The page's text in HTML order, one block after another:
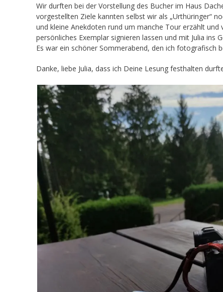
Wir durften bei der Vorstellung des Bucher im Haus
vorgestellten Ziele kannten selbst wir als „Urthüringer“
und kleine Anekdoten rund um manche Tour erzählt
persönliches Exemplar signieren lassen und mit Julia ins
Es war ein schöner Sommerabend, den ich fotografisch
Danke, liebe Julia, dass ich Deine Lesung festhalten